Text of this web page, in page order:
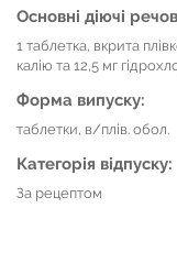
Основні діючі
1 таблетка, вкрита
калію та 12,5 мг
Форма випуску:
таблетки, в/плів. обол.
Категорія відпуску:
За рецептом